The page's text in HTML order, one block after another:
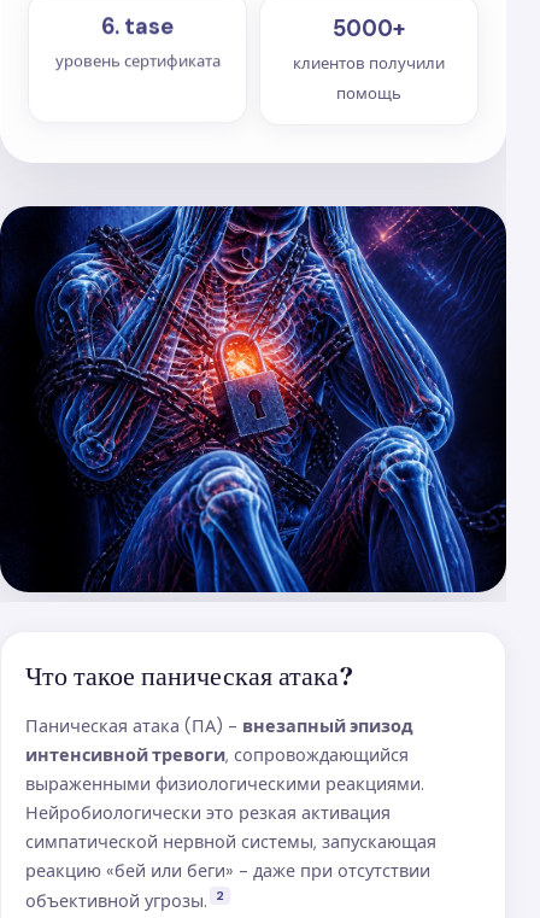
6. tase
уровень сертификата
5000+
клиентов получили
помощь
Что такое паническая атака?
Паническая атака (ПА) - внезапный эпизод
интенсивной тревоги, сопровождающийся
выраженными физиологическими реакциями.
Нейробиологически это резкая активация
симпатической нервной системы, запускающая
реакцию «бей или беги» - даже при отсутствии
объективной угрозы.
2